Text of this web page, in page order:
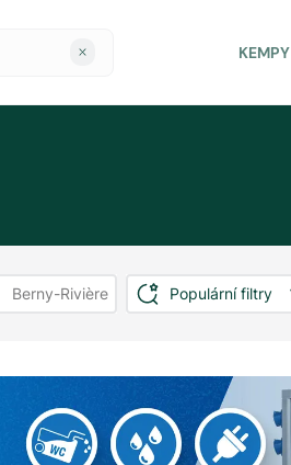
KEMPY
Berny-Rivière Populární filtry